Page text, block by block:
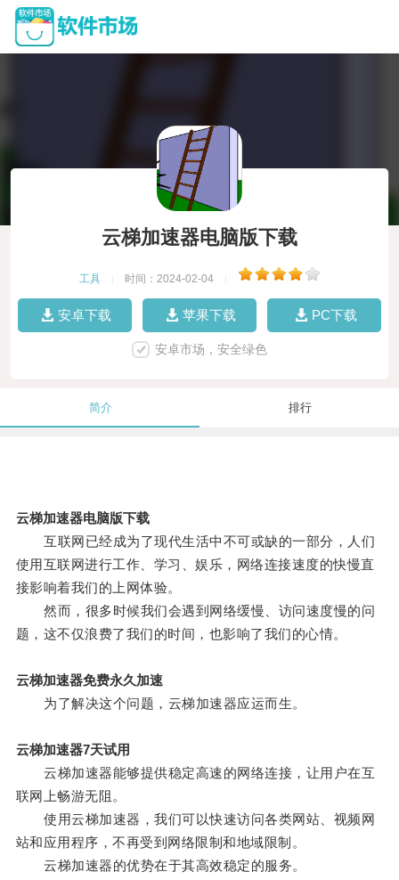
云梯加速器电脑版下载
工具 时间：2024-02-04
安卓下载 苹果下载 PC下载
安卓市场，安全绿色
简介 排行
云梯加速器电脑版下载
互联网已经成为了现代生活中不可或缺的一部分，人们
使用互联网进行工作、学习、娱乐，网络连接速度的快慢直
接影响着我们的上网体验。
然而，很多时候我们会遇到网络缓慢、访问速度慢的问
题，这不仅浪费了我们的时间，也影响了我们的心情。
云梯加速器免费永久加速
为了解决这个问题，云梯加速器应运而生。
云梯加速器7天试用
云梯加速器能够提供稳定高速的网络连接，让用户在互
联网上畅游无阻。
使用云梯加速器，我们可以快速访问各类网站、视频网
站和应用程序，不再受到网络限制和地域限制。
云梯加速器的优势在于其高效稳定的服务。